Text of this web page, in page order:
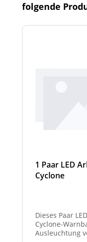
folgende
1 Paar LED
Cyclone
Dieses Paar
Cyclone-
Ausleuchtung